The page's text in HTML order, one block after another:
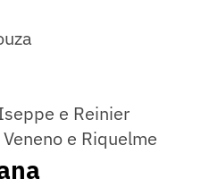
e Reinier
e Riquelme